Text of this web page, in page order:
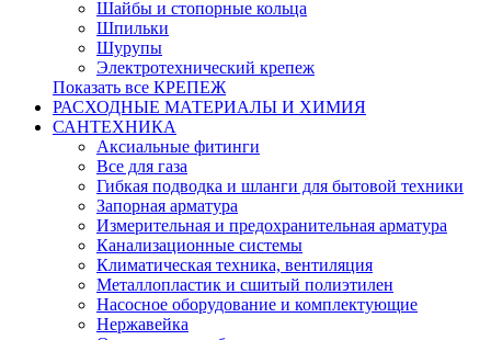
Шайбы и стопорные кольца
Шпильки
Шурупы
Электротехнический крепеж
Показать все КРЕПЕЖ
РАСХОДНЫЕ МАТЕРИАЛЫ И ХИМИЯ
САНТЕХНИКА
Аксиальные фитинги
Все для газа
Гибкая подводка и шланги для бытовой техники
Запорная арматура
Измерительная и предохранительная арматура
Канализационные системы
Климатическая техника, вентиляция
Металлопластик и сшитый полиэтилен
Насосное оборудование и комплектующие
Нержавейка